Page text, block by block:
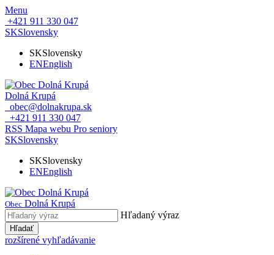
Menu
+421 911 330 047
SKSlovensky
SKSlovensky
ENEnglish
Dolná Krupá
obec@dolnakrupa.sk
+421 911 330 047
RSS Mapa webu Pro seniory
SKSlovensky
SKSlovensky
ENEnglish
Obec Dolná Krupá
Hľadaný výraz
Hľadať
rozšírené vyhľadávanie